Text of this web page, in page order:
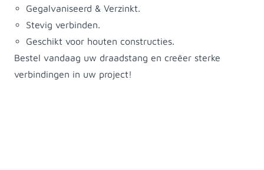
Gegalvaniseerd & Verzinkt.
Stevig verbinden.
Geschikt voor houten constructies.
Bestel vandaag uw draadstang en creëer sterke
verbindingen in uw project!